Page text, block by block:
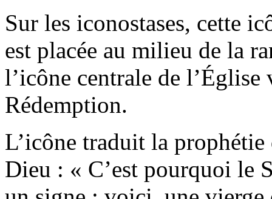
Sur les iconostases, cette
est placée au milieu de la
l’icône centrale de l’Église
Rédemption.
L’icône traduit la
Dieu : « C’est pourquoi le